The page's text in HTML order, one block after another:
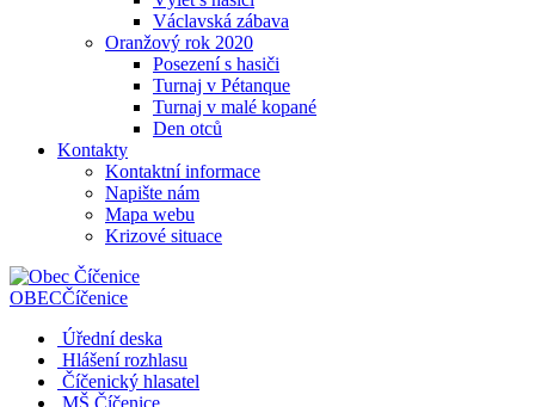
Václavská zábava
Oranžový rok 2020
Posezení s hasiči
Turnaj v Pétanque
Turnaj v malé kopané
Den otců
Kontakty
Kontaktní informace
Napište nám
Mapa webu
Krizové situace
OBECČíčenice
Úřední deska
Hlášení rozhlasu
Číčenický hlasatel
MŠ Číčenice